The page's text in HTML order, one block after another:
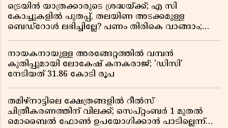
ട്രെയിൻ യാത്രക്കാരുടെ ശ്രദ്ധയ്ക്ക്; എ സി
കോച്ചുകളിൽ പുതപ്പ്, തലയിണ അടക്കമുള്ള
ബെഡ്റോൾ ലഭിച്ചില്ലേ? പണം തിരികെ വാങ്ങാം;
നായകനായുള്ള അരങ്ങേറ്റത്തിൽ വമ്പൻ
കുതിപ്പുമായി ലോകേഷ് കനകരാജ്; 'ഡിസി'
നേടിയത് 31.86 കോടി രൂപ
തമിഴ്‌നാട്ടിലെ ക്ഷേത്രങ്ങളിൽ റീൽസ്
ചിത്രീകരണത്തിന് വിലക്ക്; സെപ്റ്റംബർ 1 മുതൽ
മൊബൈൽ ഫോൺ ഉപയോഗിക്കാൻ പാടില്ലെന്ന്